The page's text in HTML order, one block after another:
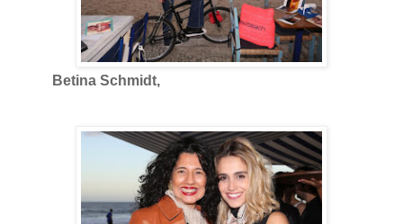
Betina Schmidt,